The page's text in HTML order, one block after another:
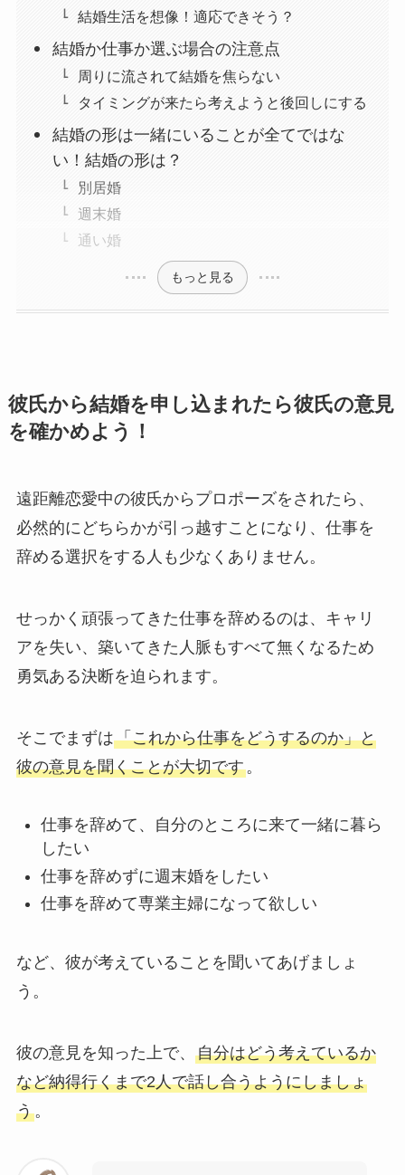
結婚生活を想像！適応できそう？
結婚か仕事か選ぶ場合の注意点
周りに流されて結婚を焦らない
タイミングが来たら考えようと後回しにする
結婚の形は一緒にいることが全てではな
い！結婚の形は？
別居婚
週末婚
通い婚
もっと見る
彼氏から結婚を申し込まれたら彼氏の意見
を確かめよう！
遠距離恋愛中の彼氏からプロポーズをされたら、
必然的にどちらかが引っ越すことになり、仕事を
辞める選択をする人も少なくありません。
せっかく頑張ってきた仕事を辞めるのは、キャリ
アを失い、築いてきた人脈もすべて無くなるため
勇気ある決断を迫られます。
そこでまずは「これから仕事をどうするのか」と
彼の意見を聞くことが大切です。
仕事を辞めて、自分のところに来て一緒に暮ら
したい
仕事を辞めずに週末婚をしたい
仕事を辞めて専業主婦になって欲しい
など、彼が考えていることを聞いてあげましょ
う。
彼の意見を知った上で、 自分はどう考えているか
など納得行くまで2人で話し合うようにしましょ
う。